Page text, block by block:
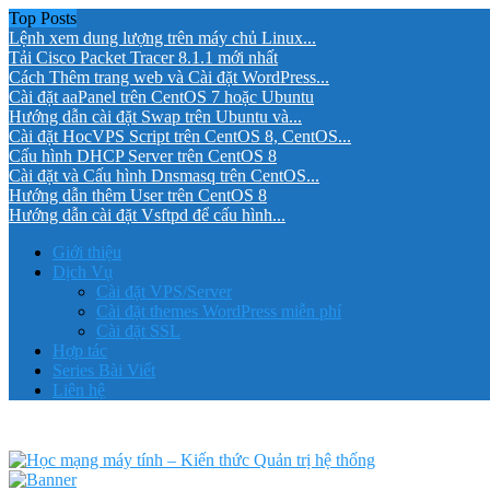
Top Posts
Lệnh xem dung lượng trên máy chủ Linux...
Tải Cisco Packet Tracer 8.1.1 mới nhất
Cách Thêm trang web và Cài đặt WordPress...
Cài đặt aaPanel trên CentOS 7 hoặc Ubuntu
Hướng dẫn cài đặt Swap trên Ubuntu và...
Cài đặt HocVPS Script trên CentOS 8, CentOS...
Cấu hình DHCP Server trên CentOS 8
Cài đặt và Cấu hình Dnsmasq trên CentOS...
Hướng dẫn thêm User trên CentOS 8
Hướng dẫn cài đặt Vsftpd để cấu hình...
Giới thiệu
Dịch Vụ
Cài đặt VPS/Server
Cài đặt themes WordPress miễn phí
Cài đặt SSL
Hợp tác
Series Bài Viết
Liên hệ